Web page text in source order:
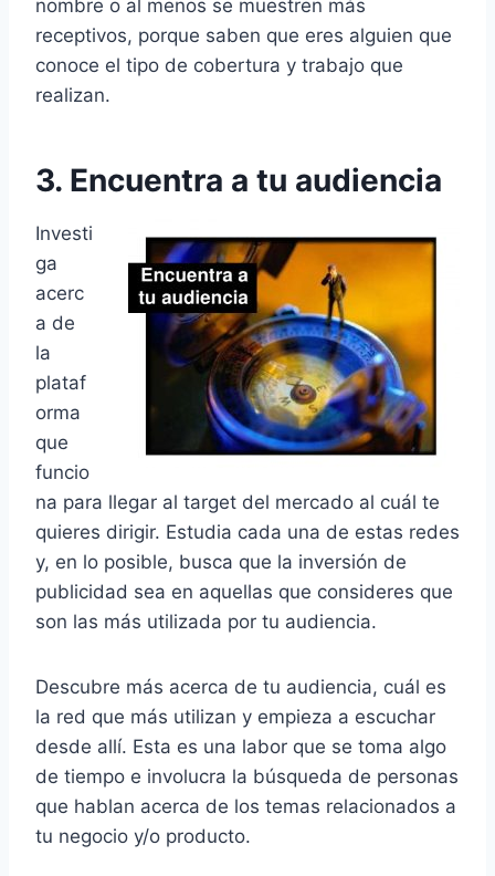
nombre o al menos se muestren más
receptivos, porque saben que eres alguien que
conoce el tipo de cobertura y trabajo que
realizan.
3. Encuentra a tu audiencia
Investi
ga
acerc
a de
la
plataf
orma
que
funcio
na para llegar al target del mercado al cuál te
quieres dirigir. Estudia cada una de estas redes
y, en lo posible, busca que la inversión de
publicidad sea en aquellas que consideres que
son las más utilizada por tu audiencia.
Descubre más acerca de tu audiencia, cuál es
la red que más utilizan y empieza a escuchar
desde allí. Esta es una labor que se toma algo
de tiempo e involucra la búsqueda de personas
que hablan acerca de los temas relacionados a
tu negocio y/o producto.